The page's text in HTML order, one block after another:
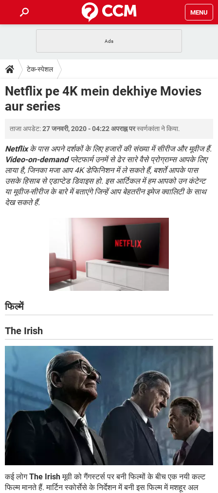
MENU
फोन पर अकाउंट बैलेंस चेक
WhatsApp Hack हो गया? Lucky Patcher यूज करें
टेक-स्पेशल
2020 के फ्री एंटीवायरस
बेस्ट फ्री ऑनलाइन गेम्स
डाउनलोड
Vidmate
FORUM
TikTok Account Freeze हो गया JioPhone में TikTok डाउनलोड
SBI बैंक अकाउंट नंबर पता करें
केबल और कनेक्टर्स कंप्यूटर बस
सीरियल और पैरलल पोर्ट
टेक-स्पेशल
Netflix pe 4K mein dekhiye Movies
aur series
ताजा अपडेट:27 जनवरी, 2020 - 04:22 अपराह्न परस्वर्णकांताने किया.
Netflixके पास अपने दर्शकों के लिए हजारों की संख्या में सीरीज और मूवीज हैं.
Video-on-demandप्लेटफार्म उनमें से ढेर सारे वैसे प्रोग्राम्स आपके लिए
लाया है, जिनका मजा आप 4K डेफिनिशन में ले सकते हैं, बशर्ते आपके पास
उसके हिसाब से एडाप्टेड डिवाइस हो. इस आर्टिकल में हम आपको उन कंटेन्ट
या मूवीज-सीरीज के बारे में बताएंगे जिन्हें आप बेहतरीन इमेज क्वालिटी के साथ
देख सकते हैं.
फिल्में
The Irish
कई लोगThe Irishमूवी को गैंगस्टर्स पर बनी फिल्मों के बीच एक नयी कल्ट
फिल्म मानते हैं. मार्टिन स्कोर्सेसे के निर्देशन में बनी इस फिल्म में मशहूर अल